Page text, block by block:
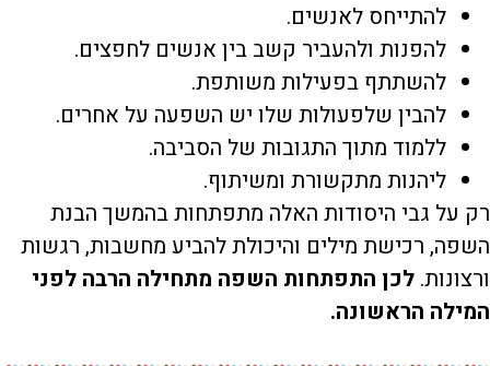
להתייחס לאנשים.
להפנות ולהעביר קשב בין אנשים לחפצים.
להשתתף בפעילות משותפת.
להבין שלפעולות שלו יש השפעה על אחרים.
ללמוד מתוך התגובות של הסביבה.
ליהנות מתקשורת ומשיתוף.
רק על גבי היסודות האלה מתפתחות בהמשך הבנת
השפה, רכישת מילים והיכולת להביע מחשבות, רגשות
ורצונות. לכן התפתחות השפה מתחילה הרבה לפני
המילה הראשונה.